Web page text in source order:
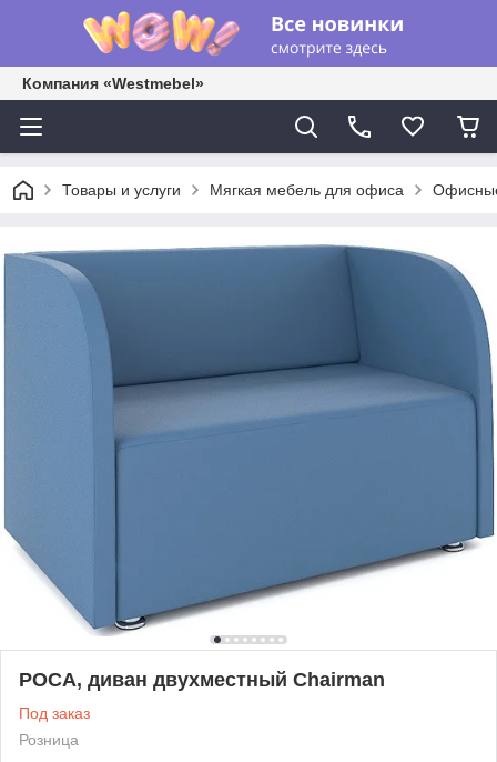
Компания «Westmebel»
Товары и услуги Мягкая мебель для офиса
РОСА, диван двухместный Chairman
Под заказ
Розница